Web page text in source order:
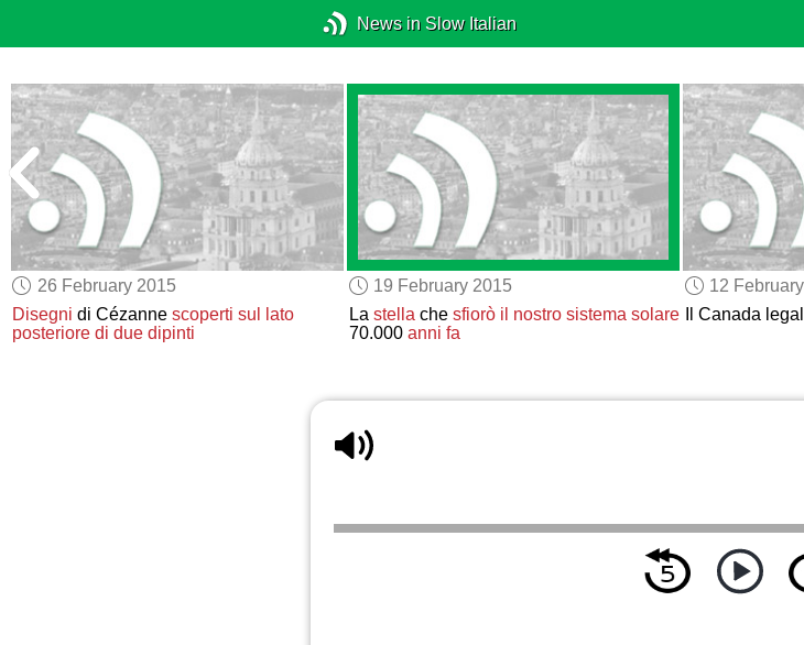
News in Slow Italian
26 February 2015
Disegni di Cézannescoperti sul lato
posteriore di due dipinti
19 February 2015
La stellache sfiorò il nostro sistema solare
70.000 anni fa
12
Il Canada